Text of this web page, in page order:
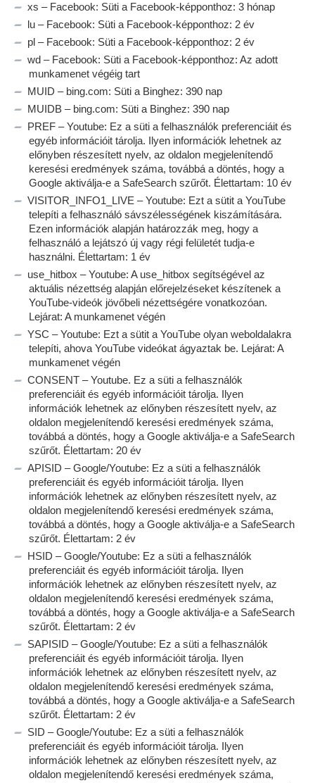
xs – Facebook: Süti a Facebook-képponthoz: 3 hónap
lu – Facebook: Süti a Facebook-képponthoz: 2 év
pl – Facebook: Süti a Facebook-képponthoz: 2 év
wd – Facebook: Süti a Facebook-képponthoz: Az adott
munkamenet végéig tart
MUID – bing.com: Süti a Binghez: 390 nap
MUIDB – bing.com: Süti a Binghez: 390 nap
PREF – Youtube: Ez a süti a felhasználók preferenciáit és
egyéb információit tárolja. Ilyen információk lehetnek az
előnyben részesített nyelv, az oldalon megjelenítendő
keresési eredmények száma, továbbá a döntés, hogy a
Google aktiválja-e a SafeSearch szűrőt. Élettartam: 10 év
VISITOR_INFO1_LIVE – Youtube: Ezt a sütit a YouTube
telepíti a felhasználó sávszélességének kiszámítására.
Ezen információk alapján határozzák meg, hogy a
felhasználó a lejátszó új vagy régi felületét tudja-e
használni. Élettartam: 1 év
use_hitbox – Youtube: A use_hitbox segítségével az
aktuális nézettség alapján előrejelzéseket készítenek a
YouTube-videók jövőbeli nézettségére vonatkozóan.
Lejárat: A munkamenet végén
YSC – Youtube: Ezt a sütit a YouTube olyan weboldalakra
telepíti, ahova YouTube videókat ágyaztak be. Lejárat: A
munkamenet végén
CONSENT – Youtube. Ez a süti a felhasználók
preferenciáit és egyéb információit tárolja. Ilyen
információk lehetnek az előnyben részesített nyelv, az
oldalon megjelenítendő keresési eredmények száma,
továbbá a döntés, hogy a Google aktiválja-e a SafeSearch
szűrőt. Élettartam: 20 év
APISID – Google/Youtube: Ez a süti a felhasználók
preferenciáit és egyéb információit tárolja. Ilyen
információk lehetnek az előnyben részesített nyelv, az
oldalon megjelenítendő keresési eredmények száma,
továbbá a döntés, hogy a Google aktiválja-e a SafeSearch
szűrőt. Élettartam: 2 év
HSID – Google/Youtube: Ez a süti a felhasználók
preferenciáit és egyéb információit tárolja. Ilyen
információk lehetnek az előnyben részesített nyelv, az
oldalon megjelenítendő keresési eredmények száma,
továbbá a döntés, hogy a Google aktiválja-e a SafeSearch
szűrőt. Élettartam: 2 év
SAPISID – Google/Youtube: Ez a süti a felhasználók
preferenciáit és egyéb információit tárolja. Ilyen
információk lehetnek az előnyben részesített nyelv, az
oldalon megjelenítendő keresési eredmények száma,
továbbá a döntés, hogy a Google aktiválja-e a SafeSearch
szűrőt. Élettartam: 2 év
SID – Google/Youtube: Ez a süti a felhasználók
preferenciáit és egyéb információit tárolja. Ilyen
információk lehetnek az előnyben részesített nyelv, az
oldalon megjelenítendő keresési eredmények száma,